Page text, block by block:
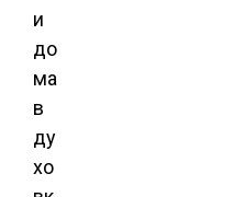
и
до
ма
в
ду
хо